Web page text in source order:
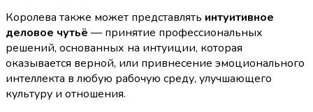
Королева также может представлять интуитивное
деловое чутьё — принятие профессиональных
решений, основанных на интуиции, которая
оказывается верной, или привнесение эмоционального
интеллекта в любую рабочую среду, улучшающего
культуру и отношения.